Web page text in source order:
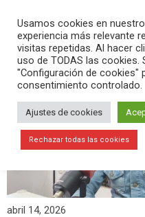
abril 14, 2026
Usamos cookies en
experiencia más relevante
visitas repetidas. Al hacer
uso de TODAS las cookies.
"Configuración de cookies"
consentimiento controlado.
Ajustes de cookies
Rechazar todas las cookies